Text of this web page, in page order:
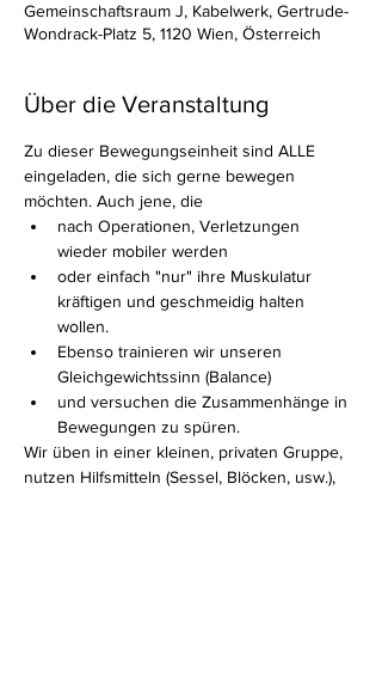
Gemeinschaftsraum J, Kabelwerk, Gertrude-
Wondrack-Platz 5, 1120 Wien, Österreich
Über die Veranstaltung
Zu dieser Bewegungseinheit sind ALLE
eingeladen, die sich gerne bewegen
möchten. Auch jene, die
nach Operationen, Verletzungen
wieder mobiler werden
oder einfach "nur" ihre Muskulatur
kräftigen und geschmeidig halten
wollen.
Ebenso trainieren wir unseren
Gleichgewichtssinn (Balance)
und versuchen die Zusammenhänge in
Bewegungen zu spüren.
Wir üben in einer kleinen, privaten Gruppe,
nutzen Hilfsmitteln (Sessel, Blöcken, usw.),